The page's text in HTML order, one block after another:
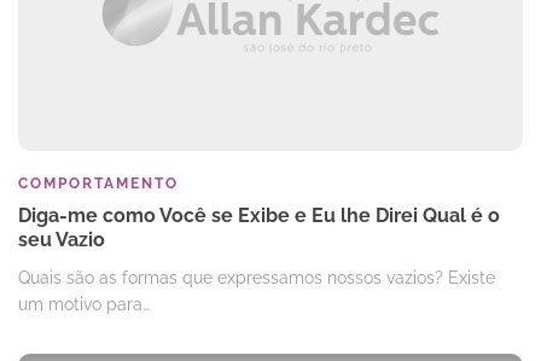
COMPORTAMENTO
Diga-me como Você se Exibe e Eu lhe Direi Qual é o
seu Vazio
Quais são as formas que expressamos nossos vazios? Existe
um motivo para…